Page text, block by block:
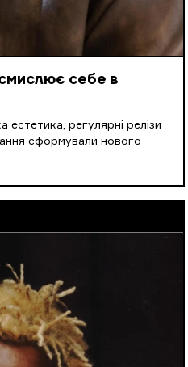
себе в
естетика, регулярні релізи
сформували нового